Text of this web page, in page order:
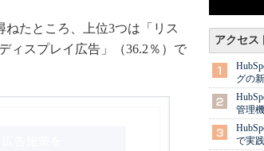
たところ、上位3つは「リス
ィスプレイ広告」（36.2％）で
アクセス
グの
管理
で実